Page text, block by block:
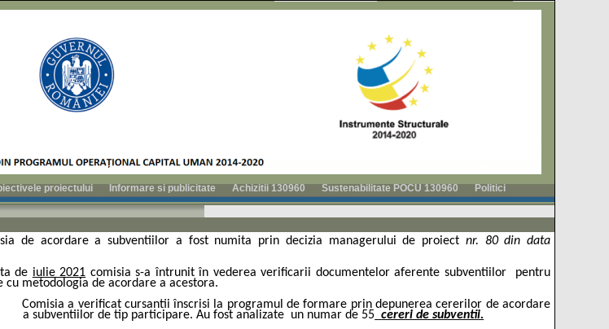
proiectului Informare si publicitate Achizitii 130960 Sustenabilitate POCU 130960
Politici
de acordare a subventiilor a fost numita prin decizia managerului de proiect nr. 80 din data
de iulie 2021 comisia s-a întrunit în vederea verificarii documentelor aferente subventiilor
pentru
cu metodologia de acordare a acestora.
Comisia a verificat cursantii înscrisi la programul de formare prin depunerea cererilor de acordare
a subventiilor de tip participare. Au fost analizate un numar de 55 cereri de subventii.